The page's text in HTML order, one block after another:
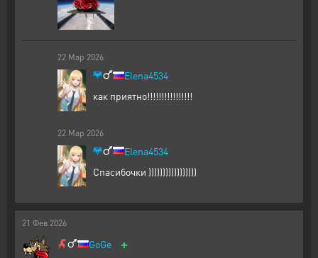
22 Мар 2026
Elena4534
как приятно!!!!!!!!!!!!!!!!
22 Мар 2026
Elena4534
Спасибочки )))))))))))))))))
21 Фев 2026
GoGe +